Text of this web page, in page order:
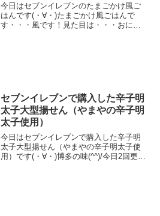
今日はセブンイレブンのたまごかけ風ご
はんです(・∀・)たまごかけ風ごはんで
す・・・風です！見た目は・・・おにぎ
セブンイレブンで購入した辛子明
太子大型揚せん（やまやの辛子明
太子使用）
今日はセブンイレブンで購入した辛子明
太子大型揚せん（やまやの辛子明太子使
用）です(・∀・)博多の味(^^)/今日2回更新